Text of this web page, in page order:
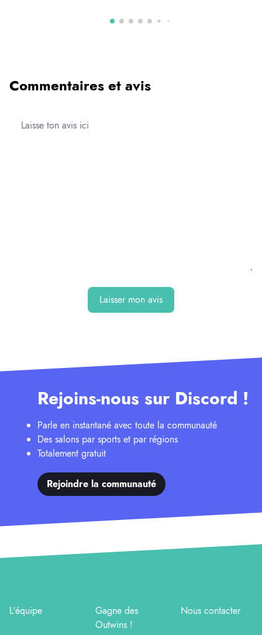
Commentaires et avis
Laisser mon avis
Rejoins-nous sur Discord !
Parle en instantané avec toute la communauté
Des salons par sports et par régions
Totalement gratuit
Rejoindre la communauté
L'équipe
Gagne des
Outwins !
Nous contacter